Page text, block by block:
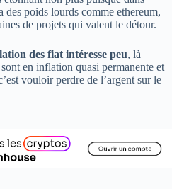
poids lourds comme ethereum,
de projets qui valent le détour.
des fiat intéresse peu, là
en inflation quasi permanente et
vouloir perdre de l’argent sur le